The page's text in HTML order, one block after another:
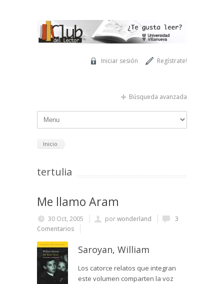
Regístrate!
Iniciar sesión
Búsqueda avanzada
Inicio
tertulia
Me llamo Aram
30 Oct, 2005 porwonderland
3
Comentarios
Saroyan, William
Los catorce relatos que integran
este volumen comparten la voz